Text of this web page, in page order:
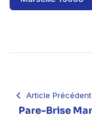
l’article
Article Précédent
Pare-Brise